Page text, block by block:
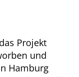
Projekt
und
Hamburg